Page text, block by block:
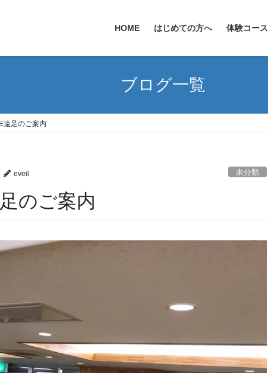
HOME はじめての方へ 体験コース
ブログ一覧
遠足のご案内
eveil 未分類
のご案内